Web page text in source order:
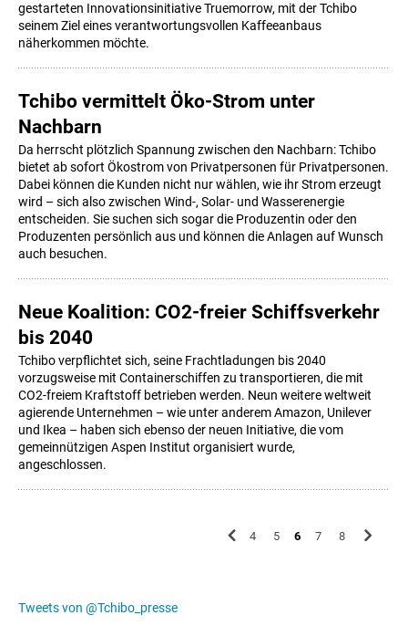
gestarteten Innovationsinitiative Truemorrow, mit der Tchibo
seinem Ziel eines verantwortungsvollen Kaffeeanbaus
näherkommen möchte.
Tchibo vermittelt Öko-Strom unter
Nachbarn
Da herrscht plötzlich Spannung zwischen den Nachbarn: Tchibo
bietet ab sofort Ökostrom von Privatpersonen für Privatpersonen.
Dabei können die Kunden nicht nur wählen, wie ihr Strom erzeugt
wird – sich also zwischen Wind-, Solar- und Wasserenergie
entscheiden. Sie suchen sich sogar die Produzentin oder den
Produzenten persönlich aus und können die Anlagen auf Wunsch
auch besuchen.
Neue Koalition: CO2-freier Schiffsverkehr
bis 2040
Tchibo verpflichtet sich, seine Frachtladungen bis 2040
vorzugsweise mit Containerschiffen zu transportieren, die mit
CO2-freiem Kraftstoff betrieben werden. Neun weitere weltweit
agierende Unternehmen – wie unter anderem Amazon, Unilever
und Ikea – haben sich ebenso der neuen Initiative, die vom
gemeinnützigen Aspen Institut organisiert wurde,
angeschlossen.
4 5 6 7 8
Tweets von @Tchibo_presse